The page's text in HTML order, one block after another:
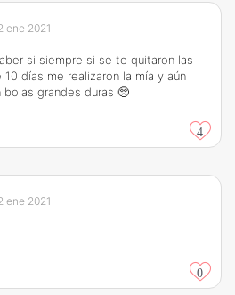
ene 2021
si siempre si se te quitaron las
días me realizaron la mía y aún
grandes duras 🥺
4
ene 2021
0